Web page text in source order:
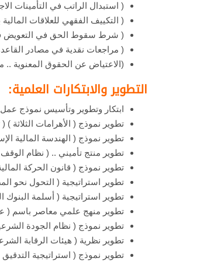
( استبدال الراتب في التأمينات
( التكييف الفقهي للعلاقات
( شرط سقوط الحق في التعويض في
( مراجعات نقدية في مصادر
(الاعتياض عن الحقوق المعنوية
التطوير والابتكارات العلمية:
ابتكار وتطوير وتأسيس نموذج عمل(
تطوير نموذج ( الأهرامات الثلاثة
تطوير نموذج ( الهندسة المالية
تطوير منتج تأميني .. ( نظام الوقف
تطوير نموذج ( قانون الحركة
تطوير استراتيجية ( التحول نحو
تطوير استراتيجية ( أسلمة البنوك
تطوير منهج علمي معاصر باسم (
تطوير نموذج ( نظام الجودة
تطوير نظرية ( هيئات الرقابة
تطوير نموذج ( استراتيجية